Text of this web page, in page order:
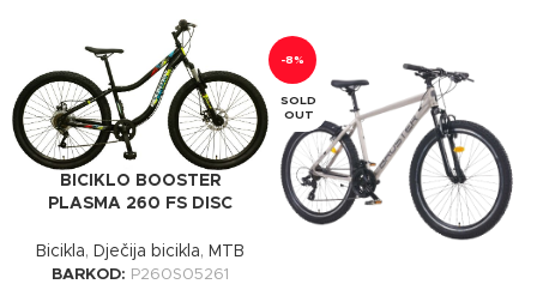
BICIKLO BOOSTER
PLASMA 260 FS DISC
Bicikla, Dječija bicikla, MTB
BARKOD: P260S05261
-8%
SOLD
OUT